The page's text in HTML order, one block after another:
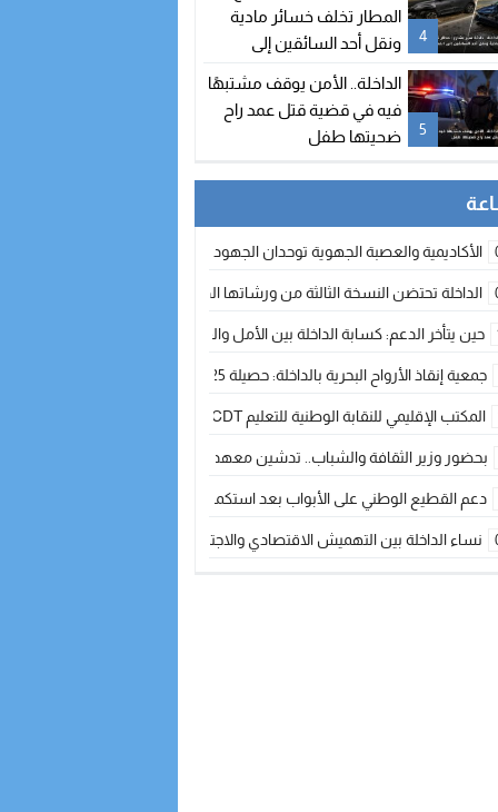
4
المطار تخلف خسائر مادية
ونقل أحد السائقين إلى
5
الداخلة.. الأمن يوقف مشتبهًا
فيه في قضية قتل عمد راح
ضحيتها طفل
الأكاديمية والعصبة الجهوية توحدان الجهود لتطوير الممارسة الكروية بجهة
الداخلة تحتضن النسخة الثالثة من ورشاتها الدولية: تكوين متخصص في التراث
حين يتأخر الدعم: كسابة الداخلة بين الأمل والقلق ؟
جمعية إنقاذ الأرواح البحرية بالداخلة: حصيلة 2025 بين مهام الإنقاذ ومشروع “دار البحار”
المكتب الإقليمي للنقابة الوطنية للتعليم CDT يجتمع مع المدير الإقليمي لمناقشة ملفات جوهرية لنساء ورجال التعليم
بحضور وزير الثقافة والشباب.. تدشين معهد الموسيقى والفنون الكوريغرافية بالداخلة
دعم القطيع الوطني على الأبواب بعد استكمال الترقيم… الفلاحة المغربية
نساء الداخلة بين التهميش الاقتصادي والاجتماعي… في المؤسسات الإنتاجية